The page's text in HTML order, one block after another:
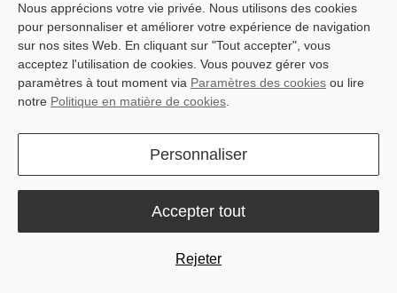
FieldFusion NOUS CONTACTER
VOTRE GUIDE DANS
L'AGRICULTURE DE PRÉCISION
FieldFusion seamlessly integrates auto steer systems and
Nous apprécions votre vie privée. Nous utilisons des cookies
pour personnaliser et améliorer votre expérience de navigation
sur nos sites Web. En cliquant sur "Tout accepter", vous
acceptez l'utilisation de cookies. Vous pouvez gérer vos
paramètres à tout moment via Paramètres des cookies ou lire
notre Politique en matière de cookies
Personnaliser
Rejeter
Accepter tout